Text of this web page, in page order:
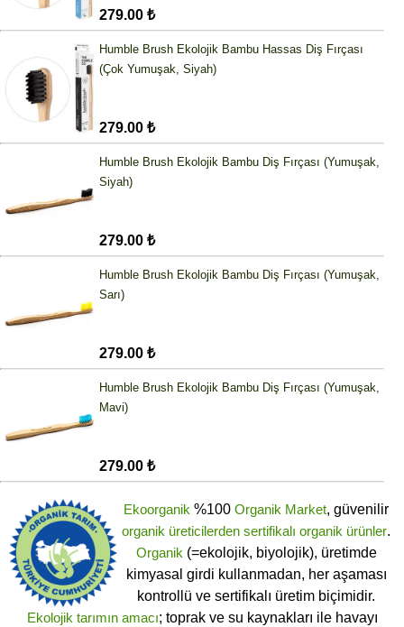
279.00 ₺
Humble Brush Ekolojik Bambu Hassas Diş Fırçası
(Çok Yumuşak, Siyah)
279.00 ₺
Humble Brush Ekolojik Bambu Diş Fırçası (Yumuşak,
Siyah)
279.00 ₺
Humble Brush Ekolojik Bambu Diş Fırçası (Yumuşak,
Sarı)
279.00 ₺
Humble Brush Ekolojik Bambu Diş Fırçası (Yumuşak,
Mavi)
279.00 ₺
Ekoorganik %100 Organik Market, güvenilir
organik üreticilerden sertifikalı organik ürünler.
Organik (=ekolojik, biyolojik), üretimde
kimyasal girdi kullanmadan, her aşaması
kontrollü ve sertifikalı üretim biçimidir.
Ekolojik tarımın amacı; toprak ve su kaynakları ile havayı